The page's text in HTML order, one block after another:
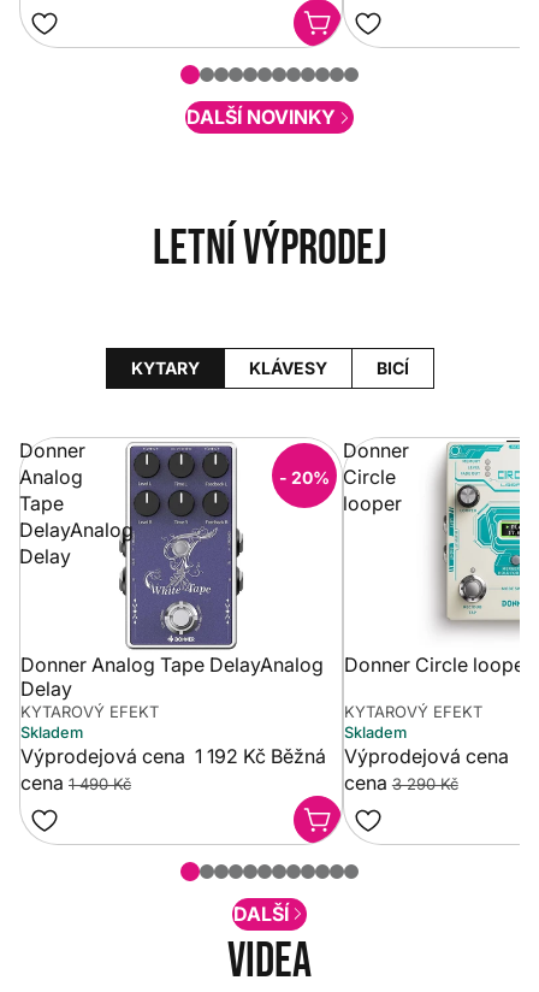
DALŠÍ NOVINKY
Letní výprodej
KYTARY KLÁVESY BICÍ
Donner
Analog
Tape
DelayAnalog
Delay
- 20%
Donner Analog Tape DelayAnalog
Delay
KYTAROVÝ EFEKT
Skladem
Výprodejová cena 1 192 Kč Běžná
cena 1 490 Kč
Donner
Circle
looper
Donner Circle looper
KYTAROVÝ EFEKT
Skladem
Výprodejová cena
cena3 290 Kč
DALŠÍ
Videa